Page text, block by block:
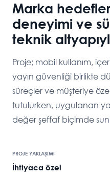
Marka
deneyimi ve
teknik
Proje; mobil kullanım,
yayın güvenliği birlikte
süreçler ve müşteriye
tutulurken, uygulanan
değer şeffaf biçimde
PROJE YAKLAŞIMI
İhtiyaca özel